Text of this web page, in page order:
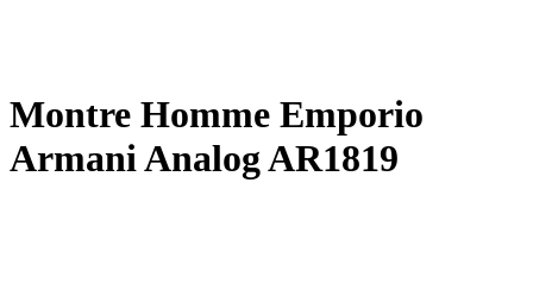
Montre Homme Emporio
Armani Analog AR1819